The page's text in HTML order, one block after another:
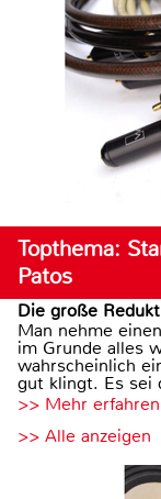
Topthema:
Patos
Die große
Man nehme
im Grunde alles
wahrscheinlich
gut klingt. Es sei
>> Mehr erfahren
>> Alle anzeigen